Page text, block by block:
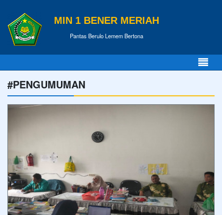
MIN 1 BENER MERIAH
Pantas Berulo Lemem Bertona
#PENGUMUMAN